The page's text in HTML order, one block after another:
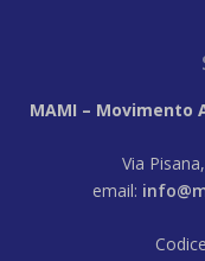
MAMI – Movimento
Via
email: